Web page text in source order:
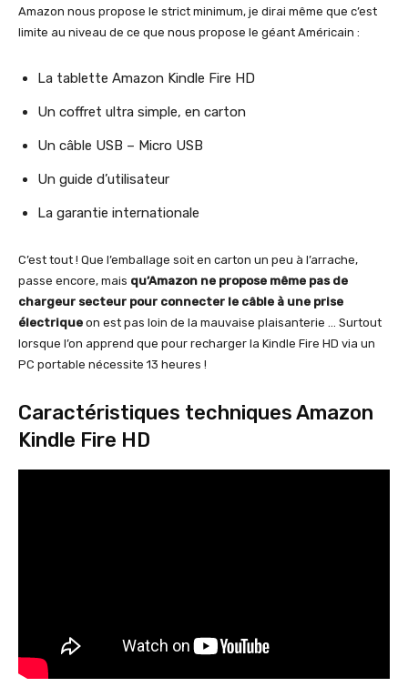
Amazon nous propose le strict minimum, je dirai même que c’est
limite au niveau de ce que nous propose le géant Américain :
La tablette Amazon Kindle Fire HD
Un coffret ultra simple, en carton
Un câble USB – Micro USB
Un guide d’utilisateur
La garantie internationale
C’est tout ! Que l’emballage soit en carton un peu à l’arrache,
passe encore, mais qu’Amazon ne propose même pas de
chargeur secteur pour connecter le câble à une prise
électrique on est pas loin de la mauvaise plaisanterie … Surtout
lorsque l’on apprend que pour recharger la Kindle Fire HD via un
PC portable nécessite 13 heures !
Caractéristiques techniques Amazon
Kindle Fire HD